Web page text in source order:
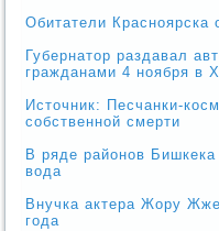
Обитатели Красноярска
Губернатор раздавал
гражданами 4 ноября в
Источник: Песчанки-
собственной смерти
В ряде районов
вода
Внучка актера Жору
года